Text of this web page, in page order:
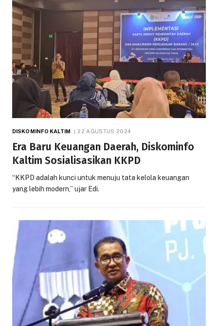
DISKOMINFO KALTIM 22 AGUSTUS 2024
Era Baru Keuangan Daerah, Diskominfo
Kaltim Sosialisasikan KKPD
“KKPD adalah kunci untuk menuju tata kelola keuangan
yang lebih modern,” ujar Edi.